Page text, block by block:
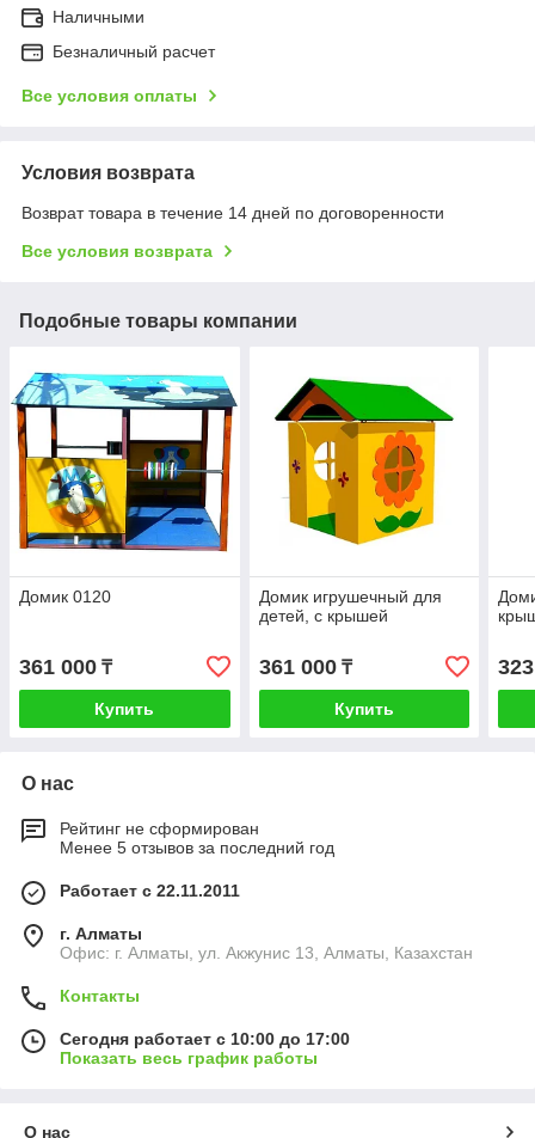
Наличными
Безналичный расчет
Все условия оплаты
Условия возврата
Возврат товара в течение 14 дней по договоренности
Все условия возврата
Подобные товары компании
Домик 0120
361 000 ₸
Купить
Домик игрушечный для
детей, с крышей
361 000₸
Купить
О нас
Рейтинг не сформирован
Менее 5 отзывов за последний год
Работает с 22.11.2011
г. Алматы
Офис: г. Алматы, ул. Акжунис 13, Алматы, Казахстан
Контакты
Сегодня работает с 10:00 до 17:00
Показать весь график работы
О нас